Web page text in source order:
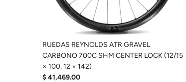
RUEDAS REYNOLDS ATR GRAVEL
CARBONO 700C SHM CENTER LOCK (12/15
× 100, 12 × 142)
$ 41,469.00